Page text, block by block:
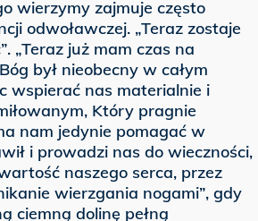
wierzymy zajmuje często
odwoławczej. „Teraz zostaje
„Teraz już mam czas na
był nieobecny w całym
wspierać nas materialnie i
Który pragnie
nam jedynie pomagać w
i prowadzi nas do wieczności,
naszego serca, przez
wierzgania nogami”, gdy
ciemną dolinę pełną